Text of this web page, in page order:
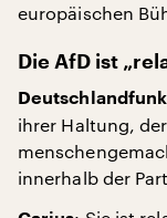
europäischen
Die AfD ist
ihrer Haltung,
innerhalb der